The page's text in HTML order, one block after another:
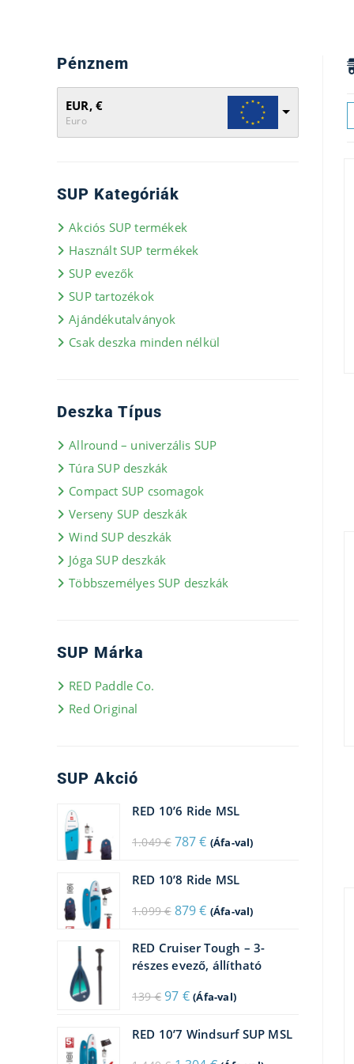
Pénznem
EUR, €
Euro
SUP Kategóriák
Akciós SUP termékek
Használt SUP termékek
SUP evezők
SUP tartozékok
Ajándékutalványok
Csak deszka minden nélkül
Deszka Típus
Allround – univerzális SUP
Túra SUP deszkák
Compact SUP csomagok
Verseny SUP deszkák
Wind SUP deszkák
Jóga SUP deszkák
Többszemélyes SUP deszkák
SUP Márka
RED Paddle Co.
Red Original
SUP Akció
RED 10’6 Ride MSL
1.049€ Original
price
1.049 €.
787€Current
price
787 €.
(Áfa-val)
RED 10’8 Ride MSL
1.099€ Original
price
1.099 €.
879€Current
price
879 €.
(Áfa-val)
RED Cruiser Tough – 3-
részes evező, állítható
139€ Original
price
139 €.
97 €Current
price
97 €.
(Áfa-val)
RED 10’7 Windsurf SUP MSL